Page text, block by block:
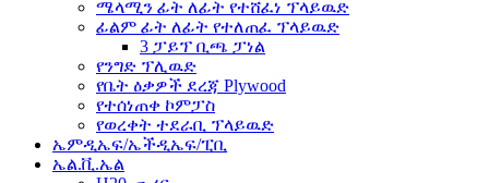
ሜላሚን ፊት ለፊት የተሸፈነ ፕላይዉድ
ፊልም ፊት ለፊት የተለጠፈ ፕላይዉድ
3 ፓይፕ ቢጫ ፓነል
የንግድ ፕሊዉድ
የቤት ዕቃዎች ደረጃ Plywood
የተሰነጠቀ ኮምፓስ
የወረቀት ተደራቢ ፕላይዉድ
ኤምዲኤፍ/ኤችዲኤፍ/ፒቢ
ኤል.ቪ.ኤል